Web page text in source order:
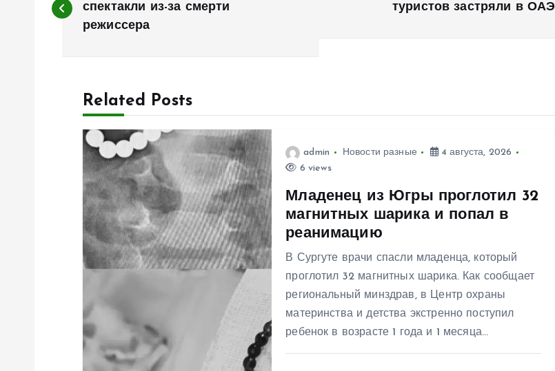
а
спектакли из-за смерти
режиссера
туристов застряли в ОАЭ
Related Posts
admin Новости разные
4 августа, 2026
6 views
Младенец из Югры проглотил 32
магнитных шарика и попал в
реанимацию
В Сургуте врачи спасли младенца, который
проглотил 32 магнитных шарика. Как сообщает
региональный минздрав, в Центр охраны
материнства и детства экстренно поступил
ребенок в возрасте 1 года и 1 месяца…